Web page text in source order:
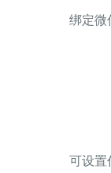
绑定微
可设置